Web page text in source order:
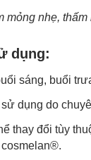
mỏng nhẹ,
dụng:
sáng, buổi
dụng do
thay đổi tùy